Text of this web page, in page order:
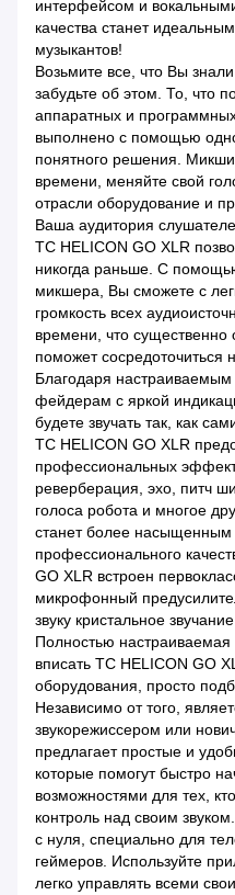
интерфейсом и
качества станет
музыкантов!
Возьмите все, что Вы
забудьте об этом. То, что
аппаратных и
выполнено с помощью
понятного решения.
времени, меняйте свой
отрасли оборудование и
Ваша аудитория
TC HELICON GO XLR
никогда раньше. С
микшера, Вы сможете с
громкость всех
времени, что существенно
поможет сосредоточиться
Благодаря
фейдерам с яркой
будете звучать так, как
TC HELICON GO XLR
профессиональных
реверберация, эхо, питч
голоса робота и многое
станет более
профессионального
GO XLR встроен
микрофонный
звуку кристальное
Полностью
вписать TC HELICON GO
оборудования, просто
Независимо от того,
звукорежиссером или
предлагает простые и
которые помогут быстро
возможностями для тех,
контроль над своим
с нуля, специально для
геймеров. Используйте
легко управлять всеми